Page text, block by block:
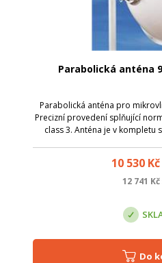
Parabolická anténa
Parabolická anténa pro
Precizní provedení splňující
class 3. Anténa je v kompletu
10 530Kč
12 741 Kč
Do